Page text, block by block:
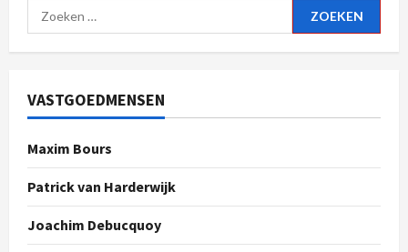
VASTGOEDMENSEN
Maxim Bours
Patrick van Harderwijk
Joachim Debucquoy